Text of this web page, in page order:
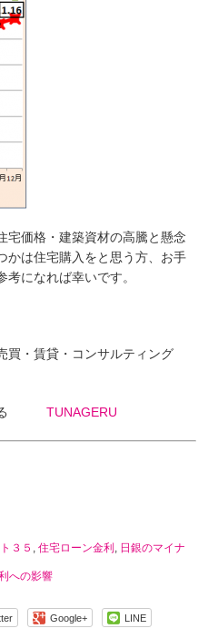
宅価格・建築資材の高騰と懸念
かは住宅購入をと思う方、お手
になれば幸いです。
買・賃貸・コンサルティング
きるTUNAGERU
３５ ,住宅ローン金利 , 日銀のマイナ
への影響
Google+ LINE